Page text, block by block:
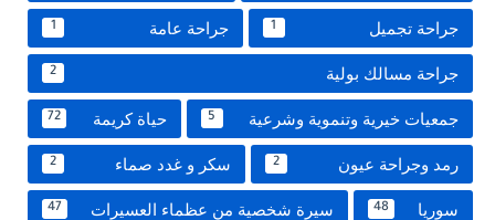
جراحة تجميل 1 جراحة عامة 1
جراحة مسالك بولية 2
جمعيات خيرية وتنموية وشرعية 5 حياة كريمة 72
رمد وجراحة عيون 2 سكر و غدد صماء 2
سوريا 48 سيرة شخصية من عظماء العسيرات 47